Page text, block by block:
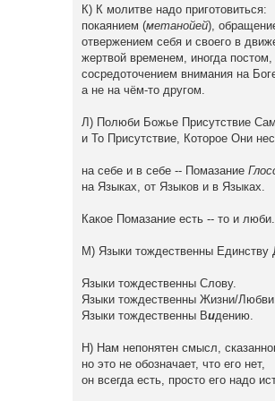
К) К молитве надо приготовиться:
покаянием (метанойей),
отвержением себя и своего в
жертвой временем, иногда постом,
сосредоточением внимания на
а не на чём-то другом.
Л) Полюби Божье Присутствие
и То Присутствие, Которое Они
на себе и в себе -- Помазание
на Языках, от Языков и в Языках.
Какое Помазание есть -- то и люби.
М) Языки тождественны
Языки тождественны Слову.
Языки тождественны Жизни/Любви.
Языки тождественны Видению.
Н) Нам непонятен смысл,
но это не обозначает, что его нет,
он всегда есть, просто его надо